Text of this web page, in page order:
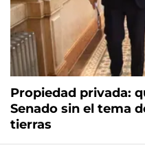
Propiedad privada:
Senado sin el tema
tierras